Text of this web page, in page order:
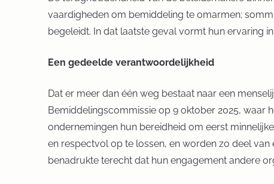
vaardigheden om bemiddeling te omarmen;
begeleidt. In dat laatste geval vormt hun ervaring
Een gedeelde verantwoordelijkheid
Dat er meer dan één weg bestaat naar een
Bemiddelingscommissie op 9 oktober 2025, waar
ondernemingen hun bereidheid om eerst
en respectvol op te lossen, en worden zo deel
benadrukte terecht dat hun engagement andere